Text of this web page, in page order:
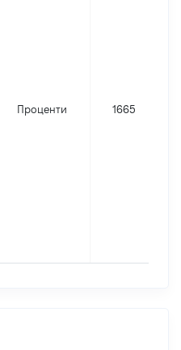
Проценти 1665